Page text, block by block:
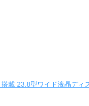
載 23.8型ワイド液晶ディ